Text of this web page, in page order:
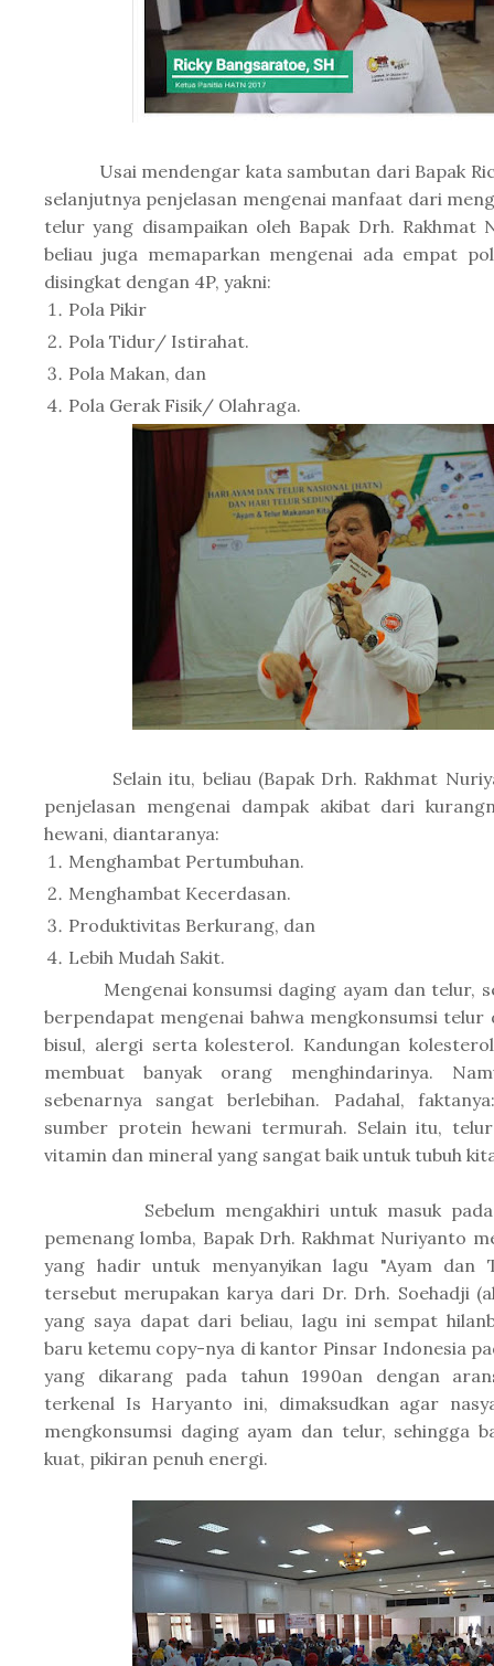
Usai mendengar kata sambutan dari Bapak
selanjutnya penjelasan mengenai manfaat dari
telur yang disampaikan oleh Bapak Drh. Rakhmat
beliau juga memaparkan mengenai ada empat
disingkat dengan 4P, yakni:
Pola Pikir
Pola Tidur/ Istirahat.
Pola Makan, dan
Pola Gerak Fisik/ Olahraga.
Selain itu, beliau (Bapak Drh. Rakhmat
penjelasan mengenai dampak akibat dari
hewani, diantaranya:
Menghambat Pertumbuhan.
Menghambat Kecerdasan.
Produktivitas Berkurang, dan
Lebih Mudah Sakit.
Mengenai konsumsi daging ayam dan telur,
berpendapat mengenai bahwa mengkonsumsi telur
bisul, alergi serta kolesterol. Kandungan
membuat banyak orang menghindarinya.
sebenarnya sangat berlebihan. Padahal,
sumber protein hewani termurah. Selain itu,
vitamin dan mineral yang sangat baik untuk tubuh
Sebelum mengakhiri untuk masuk pada
pemenang lomba, Bapak Drh. Rakhmat Nuriyanto
yang hadir untuk menyanyikan lagu "Ayam dan
tersebut merupakan karya dari Dr. Drh. Soehadji
yang saya dapat dari beliau, lagu ini sempat
baru ketemu copy-nya di kantor Pinsar Indonesia
yang dikarang pada tahun 1990an dengan
terkenal Is Haryanto ini, dimaksudkan agar
mengkonsumsi daging ayam dan telur, sehingga
kuat, pikiran penuh energi.